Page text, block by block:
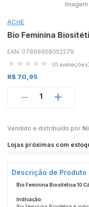
ACHE
Bio Feminina
EAN: 07896658052279
(0 avaliações)
R$ 70,95
1
Vendido e distribuído por
Lojas próximas com
Descrição de Produto
Bio Feminina Biositética 10
Indicação: